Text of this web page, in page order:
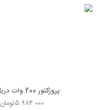
پروژکتور 200 وات دریان نور
تومان۵.۹۸۴.۰۰۰